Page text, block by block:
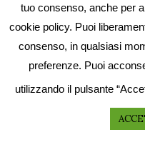
Servizi ai
Distribuzione
Le librerie di ZONA
Pubblica con ZONA
tuo consenso, anche per
cookie policy. Puoi
consenso, in qualsiasi
preferenze. Puoi
utilizzando il pulsante